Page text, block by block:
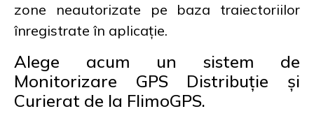
zone neautorizate pe baza traiectoriilor
înregistrate în aplicație.
Alege acum un sistem de
Monitorizare GPS Distribuție și
Curierat de la FlimoGPS.